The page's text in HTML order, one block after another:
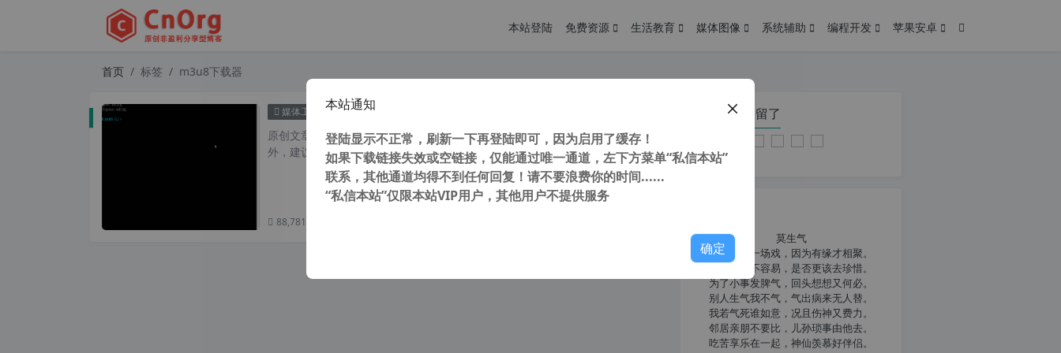
本站登陆 免费资源 生活教育 媒体图像 系统辅助 编程开发 苹果安卓
首页 标签 m3u8下载器
媒体工具 m3u8下载器 N_m3u8DL-CLI v3.0.2 可下载某些idm无法下载的视频
原创文章，转载请注明： 转载自 cnorg.12hp.de 注意： 由于网站空间位于国
外，建议避开晚上的访问高...
88,781 次浏览
您在本页停留了
莫生气
人生就像一场戏，因为有缘才相聚。
相扶到老不容易，是否更该去珍惜。
为了小事发脾气，回头想想又何必。
别人生气我不气，气出病来无人替。
我若气死谁如意，况且伤神又费力。
邻居亲朋不要比，儿孙琐事由他去。
吃苦享乐在一起，神仙羡慕好伴侣。
本站通知
登陆显示不正常，刷新一下再登陆即可，因为启用了缓存！
如果下载链接失效或空链接，仅能通过唯一通道，左下方菜单“私信本站”
联系，其他通道均得不到任何回复！请不要浪费你的时间......
“私信本站”仅限本站VIP用户，其他用户不提供服务
确定